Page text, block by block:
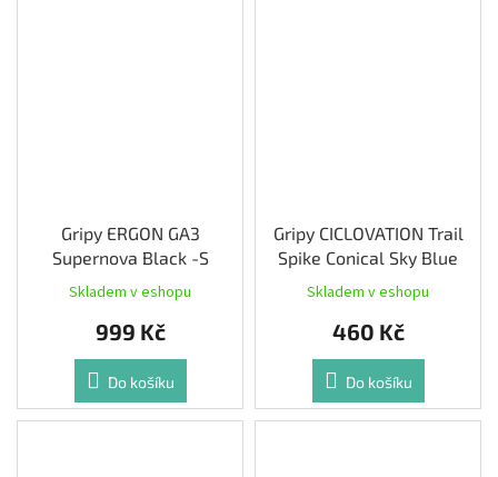
Gripy ERGON GA3
Supernova Black -S
Skladem v eshopu
999 Kč
Do košíku
Gripy CICLOVATION Trail
Spike Conical Sky Blue
Skladem v eshopu
460 Kč
Do košíku